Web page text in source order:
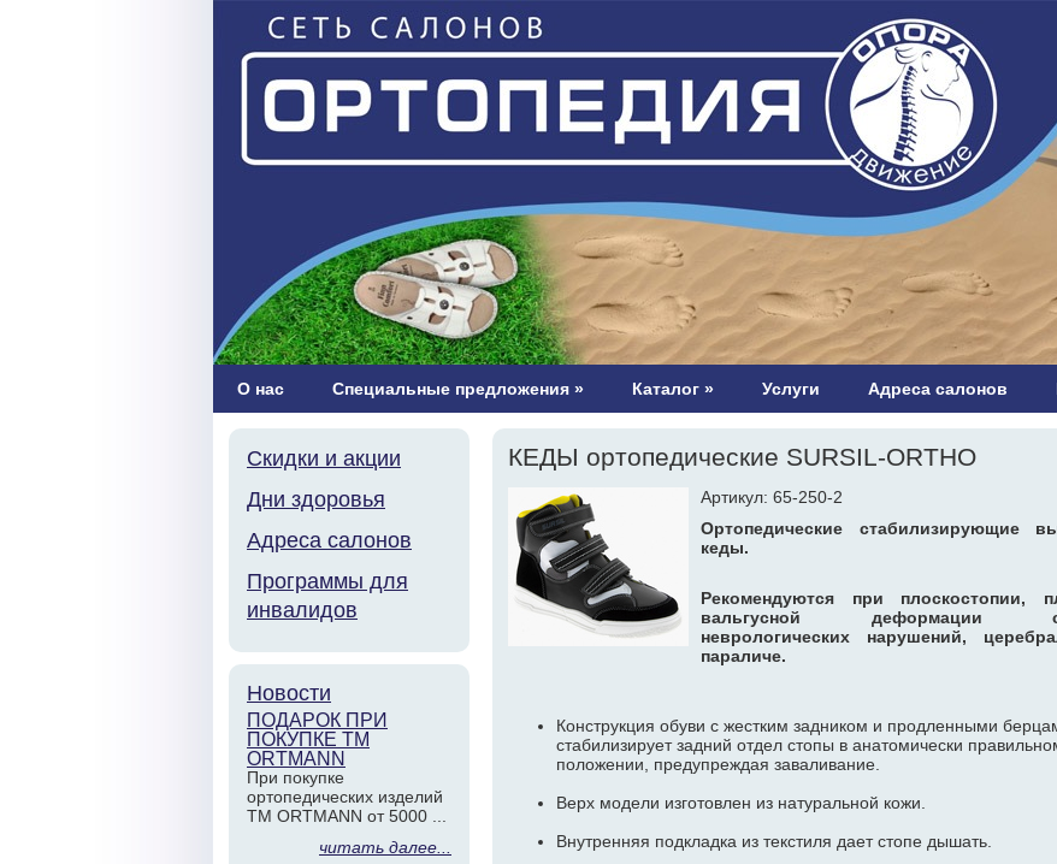
О нас Специальные предложения » Каталог » Услуги Адреса салонов
Скидки и акции
Дни здоровья
Адреса салонов
Программы для
инвалидов
Новости
ПОДАРОК ПРИ
ПОКУПКЕ ТМ
ORTMANN
При покупке
ортопедических изделий
ТМ ORTMANN от 5000 ...
читать далее...
КЕДЫ ортопедические SURSIL-ORTHO
Артикул: 65-250-2
Ортопедические стабилизирующие
кеды.
Рекомендуются при плоскостопии,
вальгусной деформации
неврологических нарушений,
параличе.
Конструкция обуви с жестким задником и продленными
стабилизирует задний отдел стопы в анатомически
положении, предупреждая заваливание.
Верх модели изготовлен из натуральной кожи.
Внутренняя подкладка из текстиля дает стопе дышать.